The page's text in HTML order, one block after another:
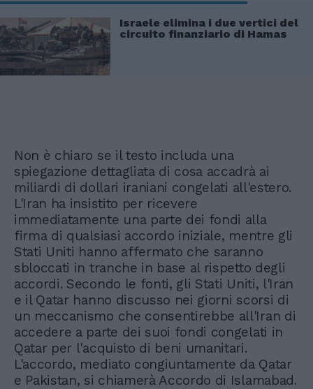
Israele elimina i due vertici del
circuito finanziario di Hamas
Non è chiaro se il testo includa una
spiegazione dettagliata di cosa accadrà ai
miliardi di dollari iraniani congelati all'estero.
L'Iran ha insistito per ricevere
immediatamente una parte dei fondi alla
firma di qualsiasi accordo iniziale, mentre gli
Stati Uniti hanno affermato che saranno
sbloccati in tranche in base al rispetto degli
accordi. Secondo le fonti, gli Stati Uniti, l'Iran
e il Qatar hanno discusso nei giorni scorsi di
un meccanismo che consentirebbe all'Iran di
accedere a parte dei suoi fondi congelati in
Qatar per l'acquisto di beni umanitari.
L'accordo, mediato congiuntamente da Qatar
e Pakistan, si chiamerà Accordo di Islamabad.